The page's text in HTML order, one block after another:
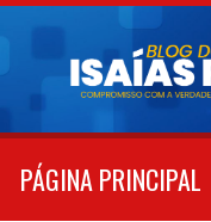
Pular
conteúdo
PÁGINA PRINCIPAL